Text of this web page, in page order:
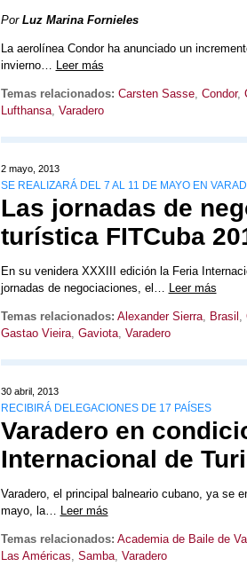
Por Luz Marina Fornieles
La aerolínea Condor ha anunciado un
invierno… Leer más
Temas relacionados: Carsten Sasse, Condor,
Lufthansa, Varadero
2 mayo, 2013
SE REALIZARÁ DEL 7 AL 11 DE MAYO EN
Las jornadas de
turística FITCuba
En su venidera XXXIII edición la Feria
jornadas de negociaciones, el… Leer más
Temas relacionados: Alexander Sierra, Brasil ,
Gastao Vieira, Gaviota, Varadero
30 abril, 2013
RECIBIRÁ DELEGACIONES DE 17 PAÍSES
Varadero en
Internacional de
Varadero, el principal balneario cubano, ya se
mayo, la… Leer más
Temas relacionados: Academia de Baile de
Las Américas, Samba, Varadero